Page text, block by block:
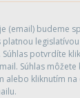
(email) budeme
platnou
potvrdíte
Súhlas
alebo kliknutím